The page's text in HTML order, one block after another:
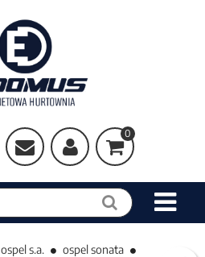
0
ospel s.a. ospel sonata